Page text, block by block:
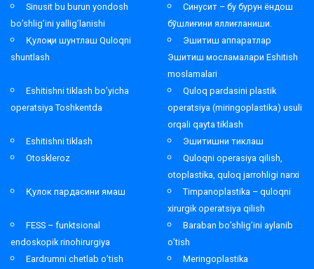
Sinusit bu burun yondosh
bo’shlig’ini yallig’lanishi
Синусит – бу бурун ёндош
бўшлиғини яллиғланиши.
Қулоқни шунтлаш Quloqni
shuntlash
Эшитиш аппаратлар
Эшитиш мосламалари Eshitish
moslamalari
Eshitishni tiklash bo’yicha
operatsiya Toshkentda
Quloq pardasini plastik
operatsiya (miringoplastika) usuli
orqali qayta tiklash
Eshitishni tiklash
Эшитишни тиклаш
Otoskleroz
Quloqni operasiya qilish,
otoplastika, quloq jarrohligi narxi
Қулок пардасини ямаш
Timpanoplastika – quloqni
xirurgik operatsiya qilish
FESS – funktsional
endoskopik rinohirurgiya
Baraban bo’shlig’ini aylanib
o’tish
Eardrumni chetlab o’tish
Meringoplastika